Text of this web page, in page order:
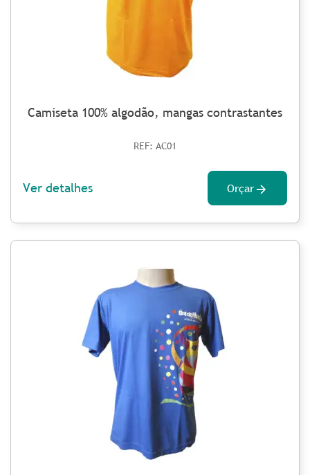
Camiseta 100% algodão, mangas contrastantes
REF: AC01
Ver detalhes Orçar